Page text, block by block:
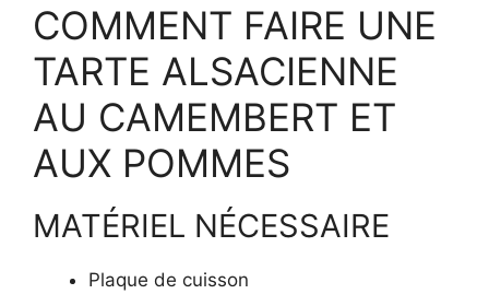
COMMENT FAIRE UNE
TARTE ALSACIENNE
AU CAMEMBERT ET
AUX POMMES
MATÉRIEL NÉCESSAIRE
Plaque de cuisson